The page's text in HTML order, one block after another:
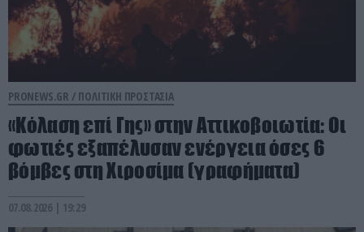
PRONEWS.GR / ΠΟΛΙΤΙΚΗ ΠΡΟΣΤΑΣΙΑ
«Κόλαση επί Γης» στην Αττικοβοιωτία: Οι
φωτιές εξαπέλυσαν ενέργεια όσες 6
βόμβες στη Χιροσίμα (γραφήματα)
07.08.2026 | 19:29